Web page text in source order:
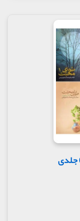
جا جان می
را درمیان
بگیرم به
پدرت را
.
کاری از پیش
ام رساند
به کربلا مشرف
ضریح
به من
حتی جلوتر از
به ایران
را علاقه
نکند ؟!
ببینم
چیز زیبایی که